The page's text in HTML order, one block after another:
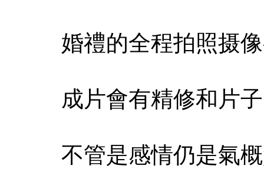
婚禮的全程拍照摄
成片會有精修和片
不管是感情仍是氣